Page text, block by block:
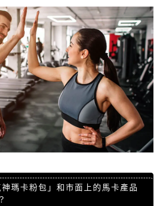
神瑪卡粉包」和市面上的馬卡產品